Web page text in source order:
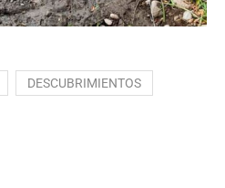
DESCUBRIMIENTOS